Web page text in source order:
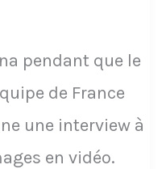
pendant que le
de France
une interview à
en vidéo.